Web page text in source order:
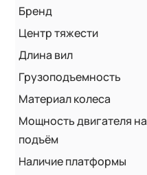
Бренд
Центр тяжести
Длина вил
Грузоподъемность
Материал колеса
Мощность двигателя на
подъём
Наличие платформы